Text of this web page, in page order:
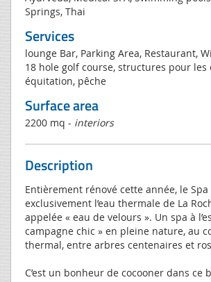
Springs, Thai
Services
lounge Bar, Parking Area, Restaurant,
18 hole golf course, structures pour les
équitation, pêche
Surface area
2200 mq - interiors
Description
Entièrement rénové cette année, le
exclusivement l’eau thermale de La
appelée « eau de velours ». Un spa à
campagne chic » en pleine nature, au
thermal, entre arbres centenaires et
C’est un bonheur de cocooner dans ce